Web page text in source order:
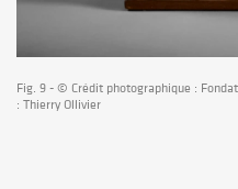
Fig. 9 - © Crédit photographique :
: Thierry Ollivier